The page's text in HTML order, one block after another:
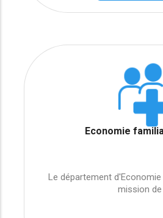
Economie
Le département
mission